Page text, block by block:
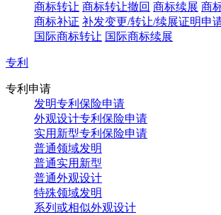
商标转让 商标转让撤回 商标续展 商
商标补证 补发变更/转让/续展证明申
国际商标转让 国际商标续展
专利
专利申请
发明专利保险申请
外观设计专利保险申请
实用新型专利保险申请
普通领域发明
普通实用新型
普通外观设计
特殊领域发明
系列或相似外观设计